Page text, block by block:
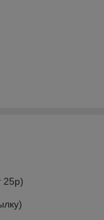
25р)